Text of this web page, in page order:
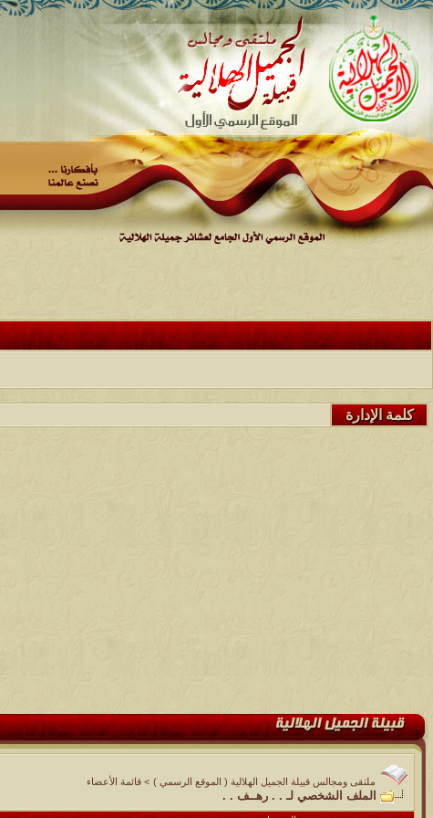
كلمة الإدارة
ملتقى ومجالس قبيلة الجميل الهلالية ( الموقع الرسمي ) > قائمة الأعضاء
الملف الشخصي لـ . . رهــف . .